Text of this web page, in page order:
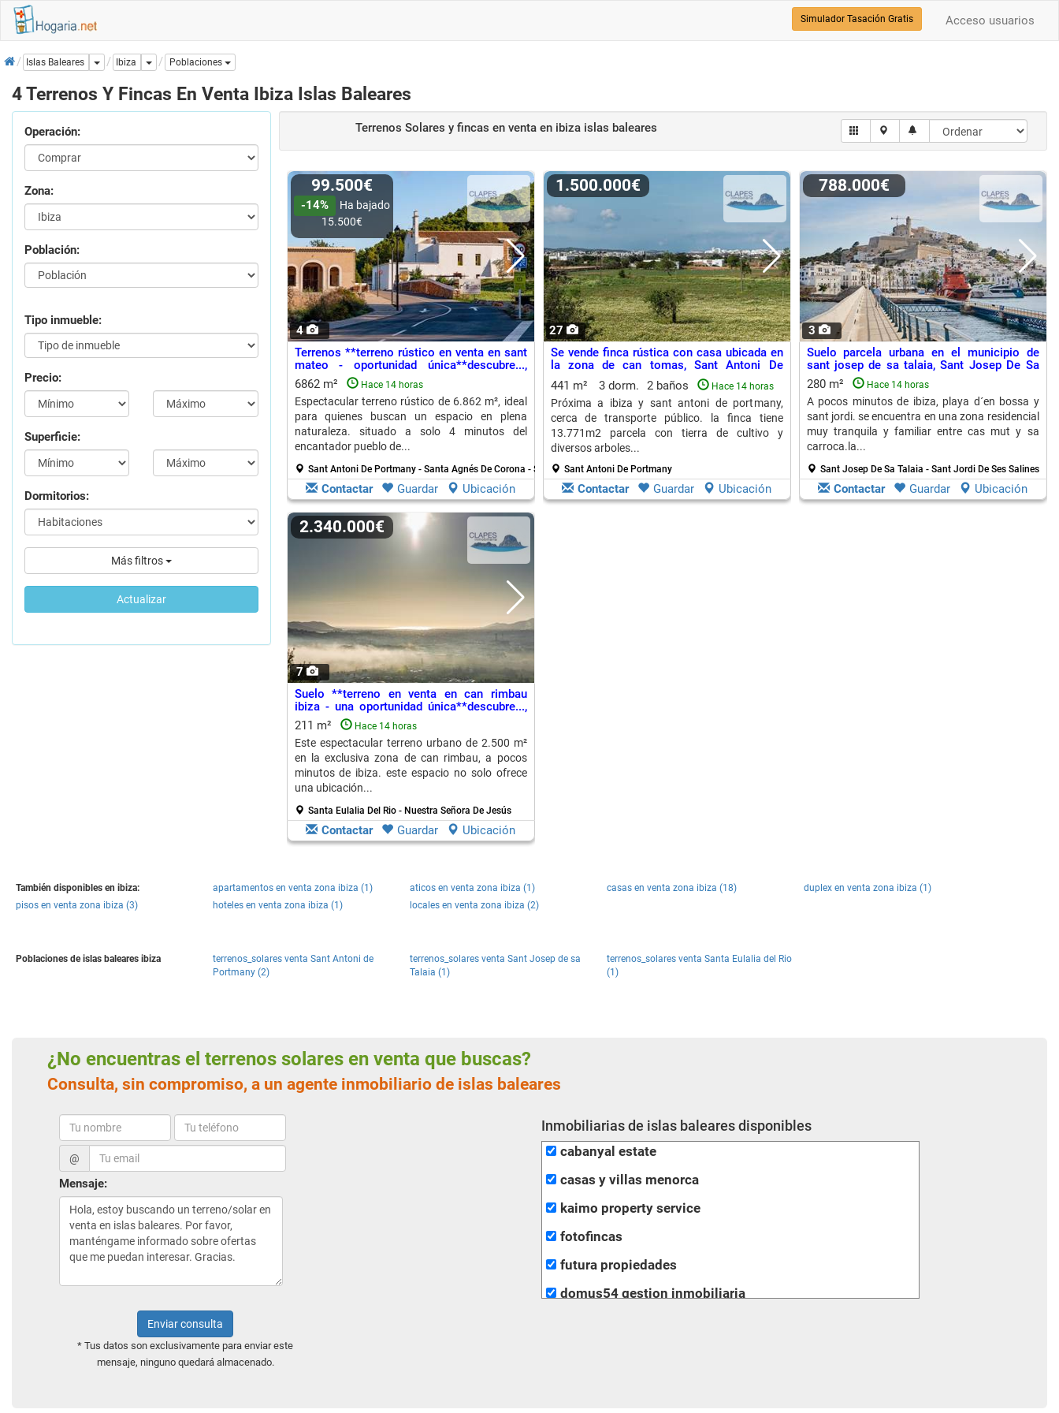
Acceso usuarios
Simulador Tasación Gratis
InicioIslas Baleares Dropdown
Ibiza Dropdown
Poblaciones
4 Terrenos Y Fincas En Venta Ibiza Islas Baleares
Operación:
Zona:
Población:
Tipo inmueble:
Precio:
Superficie:
Dormitorios:
Más filtros
Actualizar
Terrenos Solares y fincas en venta en ibiza islas baleares
4
99.500€
-14%
Ha bajado
15.500€
Terrenos **terreno rústico en venta en sant
mateo - oportunidad única**descubre...,
Sant Antoni De Portmany
6862 m² Hace 14 horas
Espectacular terreno rústico de 6.862 m², ideal
para quienes buscan un espacio en plena
naturaleza. situado a solo 4 minutos del
encantador pueblo de...
Sant Antoni De Portmany - Santa Agnés De Corona - Sant M
Contactar Guardar Ubicación
27
1.500.000€
Se vende finca rústica con casa ubicada en
la zona de can tomas, Sant Antoni De
Portmany
441 m² 3 dorm. 2 baños Hace 14 horas
Próxima a ibiza y sant antoni de portmany,
cerca de transporte público. la finca tiene
13.771m2 parcela con tierra de cultivo y
diversos arboles...
Sant Antoni De Portmany
Contactar Guardar Ubicación
3
788.000€
Suelo parcela urbana en el municipio de
sant josep de sa talaia, Sant Josep De Sa
Talaia
280 m² Hace 14 horas
A pocos minutos de ibiza, playa d´en bossa y
sant jordi. se encuentra en una zona residencial
muy tranquila y familiar entre cas mut y sa
carroca.la...
Sant Josep De Sa Talaia - Sant Jordi De Ses Salines
Contactar Guardar Ubicación
7
2.340.000€
Suelo **terreno en venta en can rimbau
ibiza - una oportunidad única**descubre...,
Santa Eulalia Del Rio
211 m² Hace 14 horas
Este espectacular terreno urbano de 2.500 m²
en la exclusiva zona de can rimbau, a pocos
minutos de ibiza. este espacio no solo ofrece
una ubicación...
Santa Eulalia Del Rio - Nuestra Señora De Jesús
Contactar Guardar Ubicación
También disponibles en ibiza: apartamentos en venta zona ibiza (1) aticos en venta zona ibiza (1) casas en venta zona ibiza (18)
duplex en venta zona ibiza (1)
pisos en venta zona ibiza (3)
hoteles en venta zona ibiza (1) locales en venta zona ibiza (2)
Poblaciones de islas baleares ibiza
terrenos_solares venta Sant Antoni de
Portmany (2)
terrenos_solares venta Sant Josep de sa
Talaia (1)
terrenos_solares venta Santa Eulalia del Rio
(1)
¿No encuentras el terrenos solares en venta que buscas?
Consulta, sin compromiso, a un agente inmobiliario de islas baleares
@
Mensaje:
Enviar consulta
* Tus datos son exclusivamente para enviar este
mensaje, ninguno quedará almacenado.
Inmobiliarias de islas baleares disponibles
cabanyal estate
casas y villas menorca
kaimo property service
fotofincas
futura propiedades
domus54 gestion inmobiliaria